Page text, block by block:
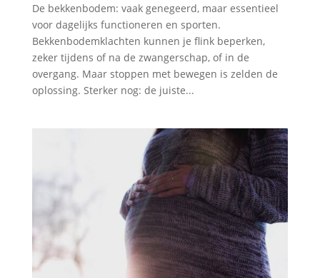
De bekkenbodem: vaak genegeerd, maar essentieel
voor dagelijks functioneren en sporten.
Bekkenbodemklachten kunnen je flink beperken,
zeker tijdens of na de zwangerschap, of in de
overgang. Maar stoppen met bewegen is zelden de
oplossing. Sterker nog: de juiste...